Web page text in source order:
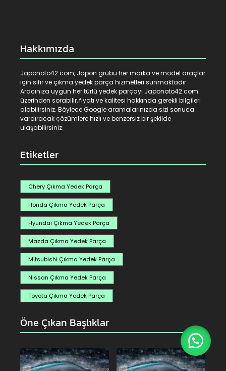
Hakkımızda
Japonoto42.com, Japon grubu her marka ve model araçlar
için sıfır ve çıkma yedek parça hizmetleri sunmaktadır.
Aracınıza uygun her türlü yedek parçayı Japonoto42.com
üzerinden sorabilir, fiyatı ve kalitesi hakkında gerekli bilgileri
alabilirsiniz. Böylece Google aramalarınızda sizi sonuca
vardıracak çözümlere hızlı ve benzersiz bir şekilde
ulaşabilirsiniz.
Etiketler
Chery Çıkma Yedek Parça
Honda Çıkma Yedek Parça
Hyundai Çıkma Yedek Parça
Mazda Çıkma Yedek Parça
Mitsubishi Çıkma Yedek Parça
Nissan Çıkma Yedek Parça
Toyota Çıkma Yedek Parça
Öne Çıkan Başlıklar